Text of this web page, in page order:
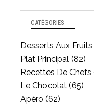
CATÉGORIES
Desserts Aux Fruits
Plat Principal (82)
Recettes De Chefs
Le Chocolat (65)
Apéro (62)